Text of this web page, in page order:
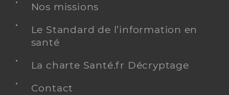
Nos missions
Le Standard de l’information en
santé
La charte Santé.fr Décryptage
Contact